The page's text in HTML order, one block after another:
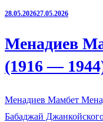
28.05.202627.05.2026
Менадиев
(1916 —
Менадиев Мамбет
Бабаджай